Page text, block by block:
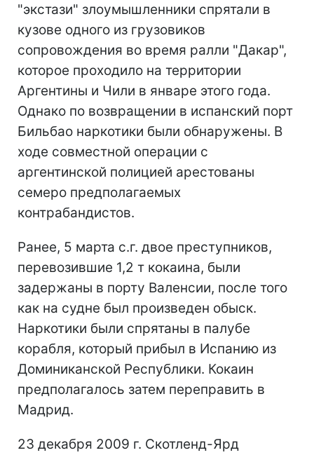
"экстази" злоумышленники спрятали в
кузове одного из грузовиков
сопровождения во время ралли "Дакар",
которое проходило на территории
Аргентины и Чили в январе этого года.
Однако по возвращении в испанский порт
Бильбао наркотики были обнаружены. В
ходе совместной операции с
аргентинской полицией арестованы
семеро предполагаемых
контрабандистов.
Ранее, 5 марта с.г. двое преступников,
перевозившие 1,2 т кокаина, были
задержаны в порту Валенсии, после того
как на судне был произведен обыск.
Наркотики были спрятаны в палубе
корабля, который прибыл в Испанию из
Доминиканской Республики. Кокаин
предполагалось затем переправить в
Мадрид.
23 декабря 2009 г. Скотленд-Ярд